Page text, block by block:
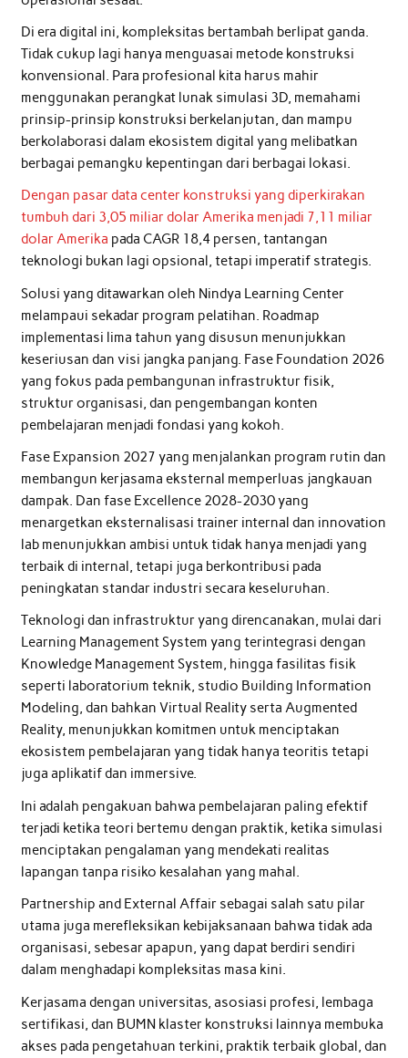
Di era digital ini, kompleksitas bertambah berlipat ganda.
Tidak cukup lagi hanya menguasai metode konstruksi
konvensional. Para profesional kita harus mahir
menggunakan perangkat lunak simulasi 3D, memahami
prinsip-prinsip konstruksi berkelanjutan, dan mampu
berkolaborasi dalam ekosistem digital yang melibatkan
berbagai pemangku kepentingan dari berbagai lokasi.
Dengan pasar data center konstruksi yang diperkirakan
tumbuh dari 3,05 miliar dolar Amerika menjadi 7,11 miliar
dolar Amerika pada CAGR 18,4 persen, tantangan
teknologi bukan lagi opsional, tetapi imperatif strategis.
Solusi yang ditawarkan oleh Nindya Learning Center
melampaui sekadar program pelatihan. Roadmap
implementasi lima tahun yang disusun menunjukkan
keseriusan dan visi jangka panjang. Fase Foundation 2026
yang fokus pada pembangunan infrastruktur fisik,
struktur organisasi, dan pengembangan konten
pembelajaran menjadi fondasi yang kokoh.
Fase Expansion 2027 yang menjalankan program rutin dan
membangun kerjasama eksternal memperluas jangkauan
dampak. Dan fase Excellence 2028-2030 yang
menargetkan eksternalisasi trainer internal dan innovation
lab menunjukkan ambisi untuk tidak hanya menjadi yang
terbaik di internal, tetapi juga berkontribusi pada
peningkatan standar industri secara keseluruhan.
Teknologi dan infrastruktur yang direncanakan, mulai dari
Learning Management System yang terintegrasi dengan
Knowledge Management System, hingga fasilitas fisik
seperti laboratorium teknik, studio Building Information
Modeling, dan bahkan Virtual Reality serta Augmented
Reality, menunjukkan komitmen untuk menciptakan
ekosistem pembelajaran yang tidak hanya teoritis tetapi
juga aplikatif dan immersive.
Ini adalah pengakuan bahwa pembelajaran paling efektif
terjadi ketika teori bertemu dengan praktik, ketika simulasi
menciptakan pengalaman yang mendekati realitas
lapangan tanpa risiko kesalahan yang mahal.
Partnership and External Affair sebagai salah satu pilar
utama juga merefleksikan kebijaksanaan bahwa tidak ada
organisasi, sebesar apapun, yang dapat berdiri sendiri
dalam menghadapi kompleksitas masa kini.
Kerjasama dengan universitas, asosiasi profesi, lembaga
sertifikasi, dan BUMN klaster konstruksi lainnya membuka
akses pada pengetahuan terkini, praktik terbaik global, dan